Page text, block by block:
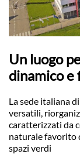
Un luogo
dinamico e
La sede italiana
versatili,
caratterizzati da
naturale favorito
spazi verdi